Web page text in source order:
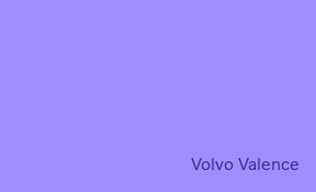
Volvo Valence